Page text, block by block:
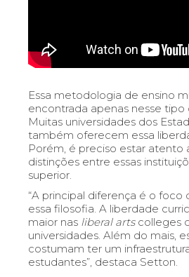
Essa metodologia de ensino
encontrada apenas nesse tipo
Muitas universidades dos
também oferecem essa
Porém, é preciso estar atento
distinções entre essas
superior.
“A principal diferença é o foco
essa filosofia. A liberdade
maior nas liberal artscolleges
universidades. Além do mais,
costumam ter um
estudantes” , destaca Setton.